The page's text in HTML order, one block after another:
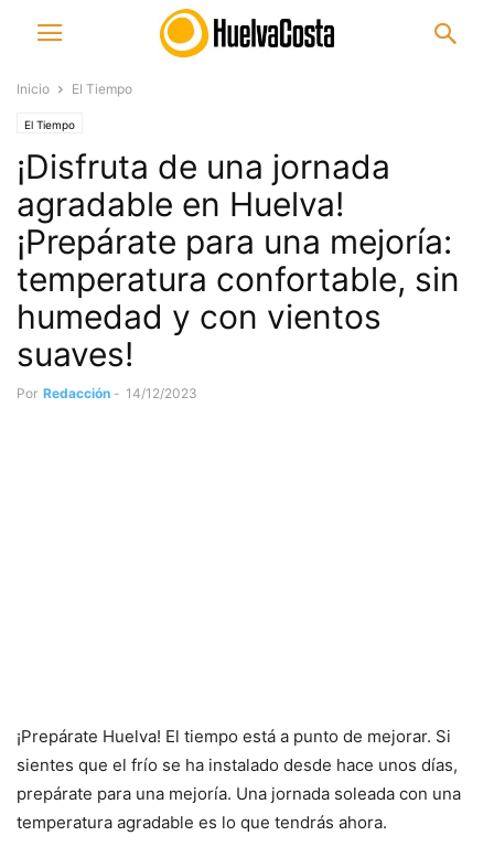
Inicio El Tiempo
El Tiempo
¡Disfruta de una jornada
agradable en Huelva!
¡Prepárate para una mejoría:
temperatura confortable, sin
humedad y con vientos
suaves!
Por Redacción - 14/12/2023
¡Prepárate Huelva! El tiempo está a punto de mejorar. Si
sientes que el frío se ha instalado desde hace unos días,
prepárate para una mejoría. Una jornada soleada con una
temperatura agradable es lo que tendrás ahora.